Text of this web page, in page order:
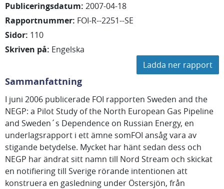
Publiceringsdatum: 2007-04-18
Rapportnummer: FOI-R--2251--SE
Sidor: 110
Skriven på: Engelska
Ladda ner rapport
Sammanfattning
I juni 2006 publicerade FOI rapporten Sweden and the
NEGP: a Pilot Study of the North European Gas Pipeline
and Sweden´s Dependence on Russian Energy, en
underlagsrapport i ett ämne somFOI ansåg vara av
stigande betydelse. Mycket har hänt sedan dess och
NEGP har ändrat sitt namn till Nord Stream och skickat
en notifiering till Sverige rörande intentionen att
konstruera en gasledning under Östersjön, från